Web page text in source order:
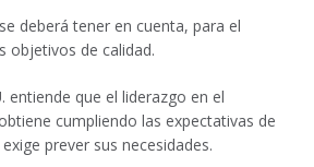
deberá tener en cuenta, para el
objetivos de calidad.
entiende que el liderazgo en el
cumpliendo las expectativas de
prever sus necesidades.